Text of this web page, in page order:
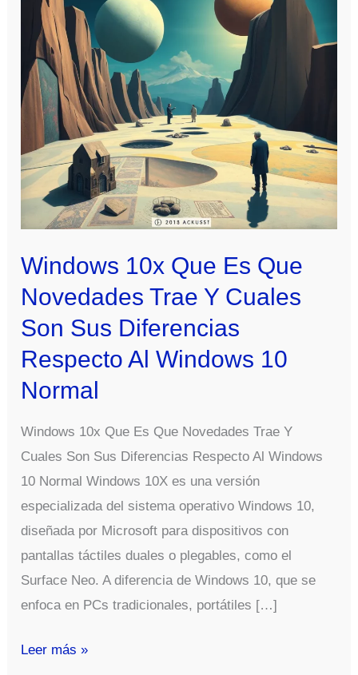
Windows 10x Que Es Que
Novedades Trae Y Cuales
Son Sus Diferencias
Respecto Al Windows 10
Normal
Windows 10x Que Es Que Novedades Trae Y
Cuales Son Sus Diferencias Respecto Al Windows
10 Normal Windows 10X es una versión
especializada del sistema operativo Windows 10,
diseñada por Microsoft para dispositivos con
pantallas táctiles duales o plegables, como el
Surface Neo. A diferencia de Windows 10, que se
enfoca en PCs tradicionales, portátiles […]
Windows
Leer más »